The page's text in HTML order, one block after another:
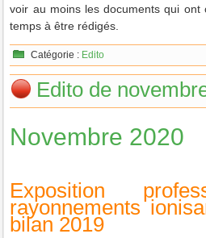
voir au moins les documents qui
temps à être rédigés.
Catégorie : Edito
Edito de
Novembre 2020
Exposition
rayonnements
bilan 2019